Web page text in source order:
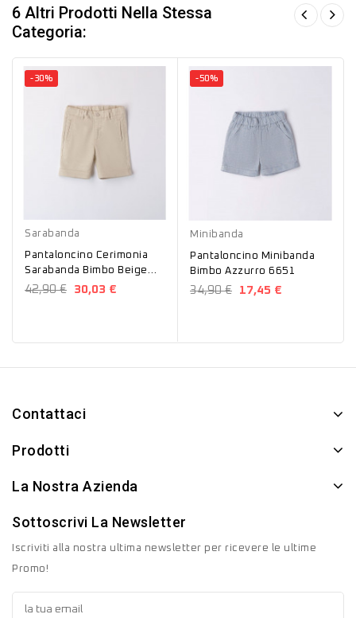
6 Altri Prodotti Nella Stessa
Categoria:
-30%
Sarabanda
Pantaloncino Cerimonia
Sarabanda Bimbo Beige
B684
42,90 € 30,03 €
-50%
Minibanda
Pantaloncino Minibanda
Bimbo Azzurro 6651
34,90 € 17,45 €
Contattaci
Prodotti
La Nostra Azienda
Sottoscrivi La Newsletter
Iscriviti alla nostra ultima newsletter per ricevere le ultime
Promo!